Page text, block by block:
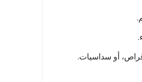
أو سداسيات.